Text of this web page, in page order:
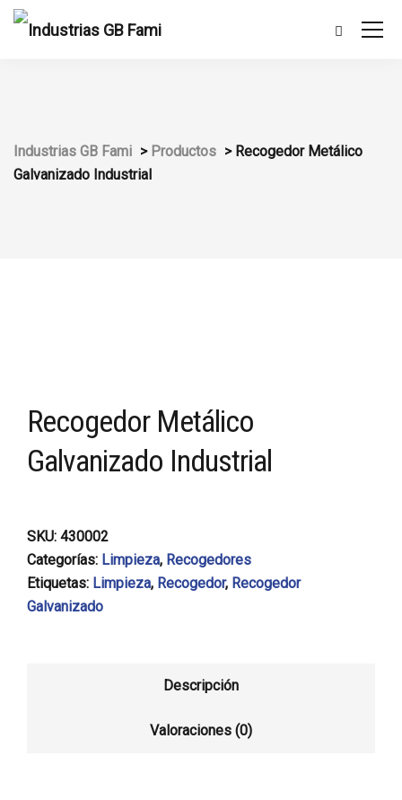
Industrias GB Fami > Productos > Recogedor Metálico
Galvanizado Industrial
Recogedor Metálico
Galvanizado Industrial
SKU: 430002
Categorías: Limpieza, Recogedores
Etiquetas: Limpieza, Recogedor, Recogedor
Galvanizado
Descripción
Valoraciones (0)